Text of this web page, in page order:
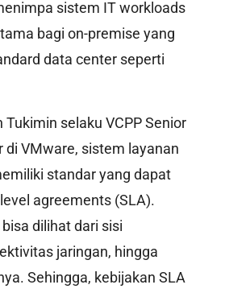
sistem IT workloads
bagi on-premise yang
data centerseperti
selaku VCPP Senior
di VMware, sistem layanan
standar yang dapat
agreements(SLA).
dilihat dari sisi
jaringan, hingga
Sehingga, kebijakan SLA